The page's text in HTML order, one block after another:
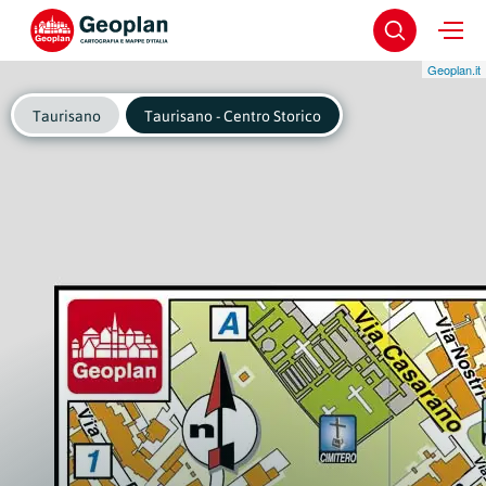
Geoplan.it
Taurisano Taurisano - Centro Storico